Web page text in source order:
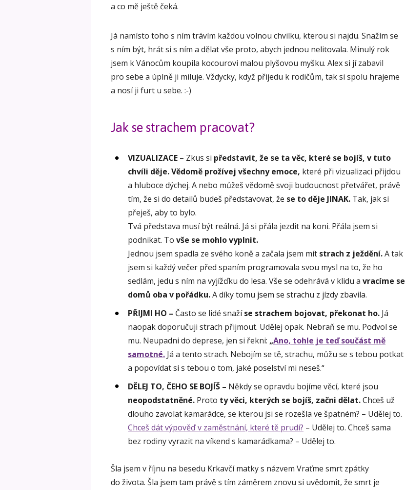
a co mě ještě čeká.
Já namísto toho s ním trávím každou volnou chvilku, kterou si najdu. Snažím se
s ním být, hrát si s ním a dělat vše proto, abych jednou nelitovala. Minulý rok
jsem k Vánocům koupila kocourovi malou plyšovou myšku. Alex si jí zabavil
pro sebe a úplně ji miluje. Vždycky, když přijedu k rodičům, tak si spolu hrajeme
a nosí ji furt u sebe. :-)
Jak se strachem pracovat?
VIZUALIZACE – Zkus si představit, že se ta věc, které se bojíš, v tuto
chvíli děje. Vědomě prožívej všechny emoce, které při vizualizaci přijdou
a hluboce dýchej. A nebo můžeš vědomě svoji budoucnost přetvářet, právě
tím, že si do detailů budeš představovat, že se to děje JINAK. Tak, jak si
přeješ, aby to bylo.
Tvá představa musí být reálná. Já si přála jezdit na koni. Přála jsem si
podnikat. To vše se mohlo vyplnit.
Jednou jsem spadla ze svého koně a začala jsem mít strach z ježdění.A tak
jsem si každý večer před spaním programovala svou mysl na to, že ho
sedlám, jedu s ním na vyjížďku do lesa. Vše se odehrává v klidu a vracíme se
domů oba v pořádku.A díky tomu jsem se strachu z jízdy zbavila.
PŘIJMI HO – Často se lidé snažíse strachem bojovat, překonat ho. Já
naopak doporučuji strach přijmout. Udělej opak. Nebraň se mu. Podvol se
mu. Neupadni do deprese, jen si řekni: „Ano, tohle je teď součást mě
samotné. Já a tento strach. Nebojím se tě, strachu, můžu se s tebou potkat
a popovídat si s tebou o tom, jaké poselství mi neseš.“
DĚLEJ TO, ČEHO SE BOJÍŠ – Někdy se opravdu bojíme věcí, které jsou
neopodstatněné. Proto ty věci, kterých se bojíš, začni dělat.Chceš už
dlouho zavolat kamarádce, se kterou jsi se rozešla ve špatném? – Udělej to.
Chceš dát výpověď v zaměstnání, které tě prudí? – Udělej to. Chceš sama
bez rodiny vyrazit na víkend s kamarádkama? – Udělej to.
Šla jsem v říjnu na besedu Krkavčí matky s názvem Vraťme smrt zpátky
do života. Šla jsem tam právě s tím záměrem znovu si uvědomit, že smrt je